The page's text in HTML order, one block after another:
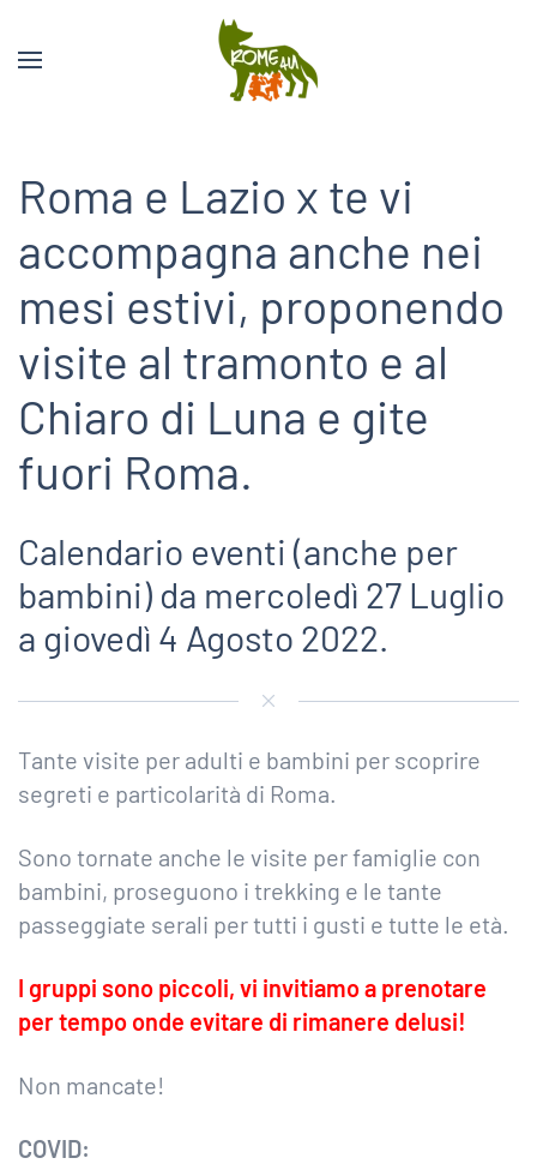
Roma e Lazio x te vi
accompagna anche nei
mesi estivi, proponendo
visite al tramonto e al
Chiaro di Luna e gite
fuori Roma.
Calendario eventi (anche per
bambini) da mercoledì 27 Luglio
a giovedì 4 Agosto 2022.
Tante visite per adulti e bambini per scoprire
segreti e particolarità di Roma.
Sono tornate anche le visite per famiglie con
bambini, proseguono i trekking e le tante
passeggiate serali per tutti i gusti e tutte le età.
I gruppi sono piccoli, vi invitiamo a prenotare
per tempo onde evitare di rimanere delusi!
Non mancate!
COVID: